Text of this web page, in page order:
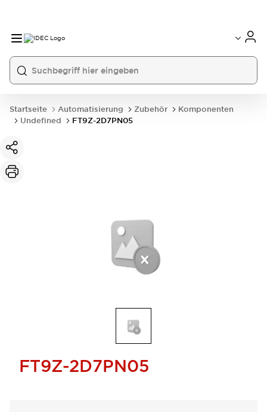
Startseite Automatisierung Zubehör
Komponenten
Undefined
FT9Z-2D7PN05
FT9Z-2D7PN05